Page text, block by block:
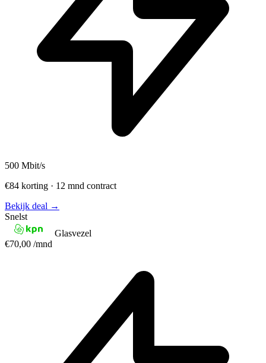
500 Mbit/s
€84 korting · 12 mnd contract
Bekijk deal →
Snelst
Glasvezel
€70,00 /mnd